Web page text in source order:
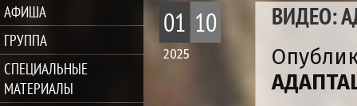
АФИША
ГРУППА
СПЕЦИАЛЬНЫЕ
МАТЕРИАЛЫ
01 10
2025
ВИДЕО: